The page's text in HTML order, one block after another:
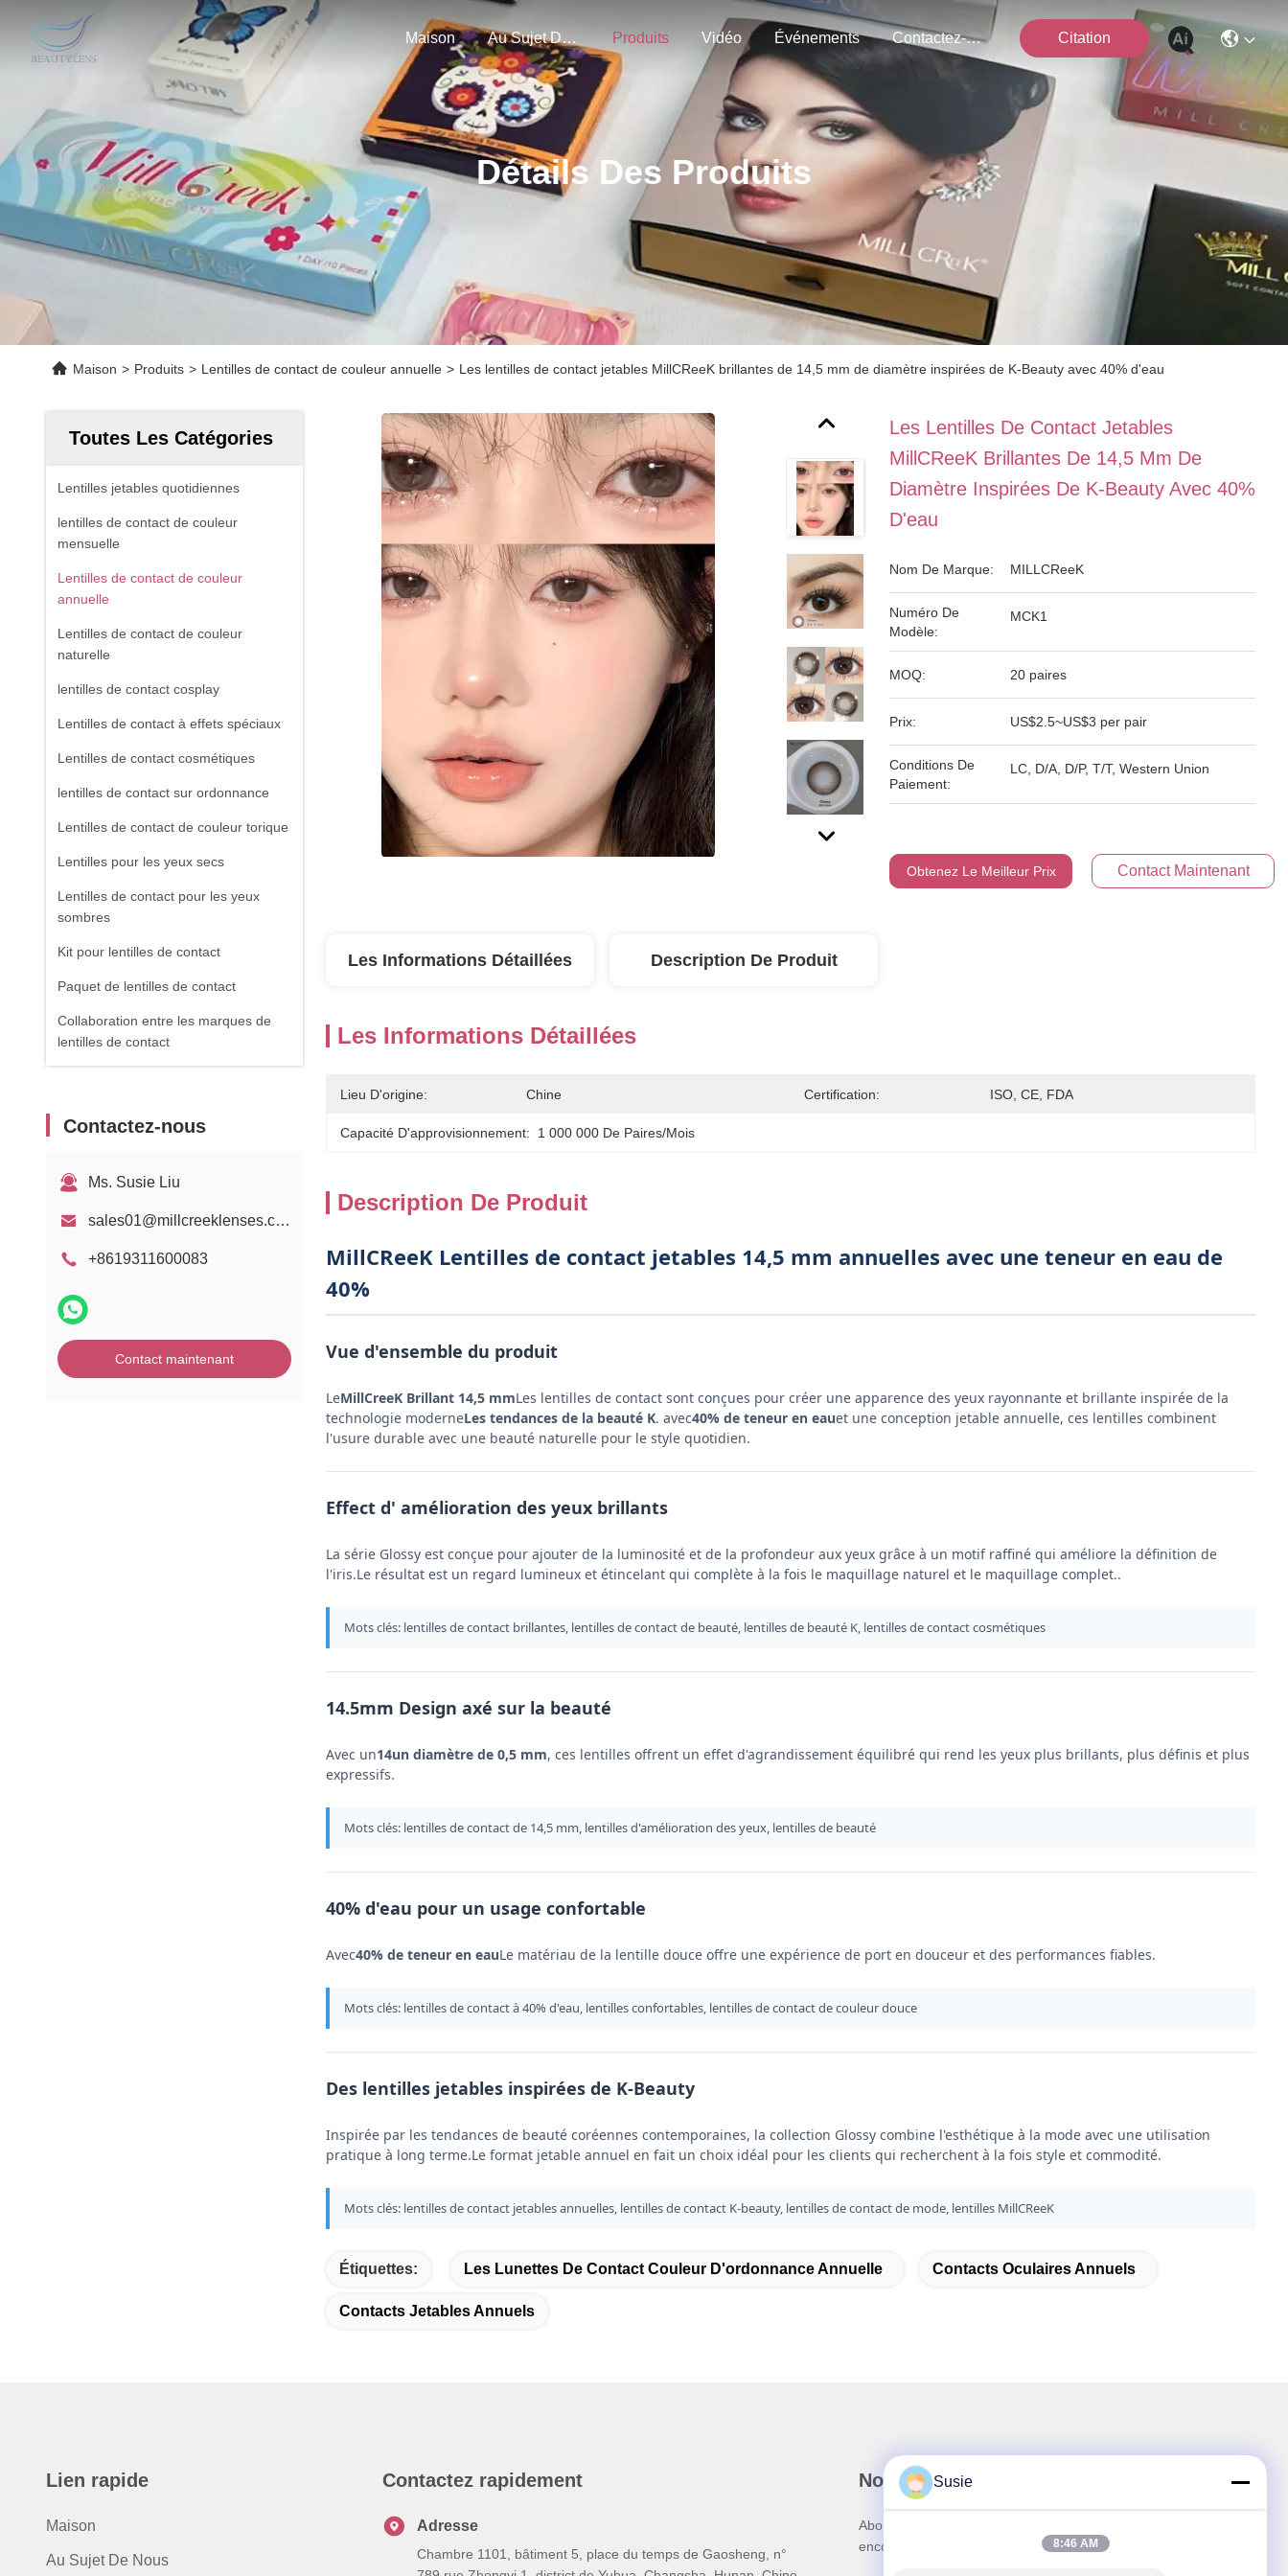
Maison Au Sujet De Nous Produits Vidéo Événements Contactez-Nous Citation
Détails Des Produits
Maison > Produits > Lentilles de contact de couleur annuelle > Les lentilles de contact jetables MillCReeK brillantes de 14,5 mm de diamètre inspirées de K-Beauty avec 40% d'eau
Toutes Les Catégories
Lentilles jetables quotidiennes
lentilles de contact de couleur
mensuelle
Lentilles de contact de couleur
annuelle
Lentilles de contact de couleur
naturelle
lentilles de contact cosplay
Lentilles de contact à effets spéciaux
Lentilles de contact cosmétiques
lentilles de contact sur ordonnance
Lentilles de contact de couleur torique
Lentilles pour les yeux secs
Lentilles de contact pour les yeux
sombres
Kit pour lentilles de contact
Paquet de lentilles de contact
Collaboration entre les marques de
lentilles de contact
Contactez-nous
Ms. Susie Liu
sales01@millcreeklenses.com
+8619311600083
Contact maintenant
Les Lentilles De Contact Jetables
MillCReeK Brillantes De 14,5 Mm De
Diamètre Inspirées De K-Beauty Avec 40%
D'eau
Nom De Marque: MILLCReeK
Numéro De
Modèle:
MCK1
MOQ: 20 paires
Prix: US$2.5~US$3 per pair
Conditions De
Paiement:
LC, D/A, D/P, T/T, Western Union
Obtenez Le Meilleur Prix Contact Maintenant
Les Informations Détaillées Description De Produit
Les Informations Détaillées
Lieu D'origine: Chine Certification: ISO, CE, FDA
Capacité D'approvisionnement: 1 000 000 De Paires/mois
Description De Produit
MillCReeK Lentilles de contact jetables 14,5 mm annuelles avec une teneur en eau de
40%
Vue d'ensemble du produit
LeMillCreeK Brillant 14,5 mmLes lentilles de contact sont conçues pour créer une apparence des yeux rayonnante et brillante inspirée de la
technologie moderneLes tendances de la beauté K. avec40% de teneur en eauet une conception jetable annuelle, ces lentilles combinent
l'usure durable avec une beauté naturelle pour le style quotidien.
Effect d' amélioration des yeux brillants
La série Glossy est conçue pour ajouter de la luminosité et de la profondeur aux yeux grâce à un motif raffiné qui améliore la définition de
l'iris.Le résultat est un regard lumineux et étincelant qui complète à la fois le maquillage naturel et le maquillage complet..
Mots clés: lentilles de contact brillantes, lentilles de contact de beauté, lentilles de beauté K, lentilles de contact cosmétiques
14.5mm Design axé sur la beauté
Avec un14un diamètre de 0,5 mm, ces lentilles offrent un effet d'agrandissement équilibré qui rend les yeux plus brillants, plus définis et plus
expressifs.
Mots clés: lentilles de contact de 14,5 mm, lentilles d'amélioration des yeux, lentilles de beauté
40% d'eau pour un usage confortable
Avec40% de teneur en eauLe matériau de la lentille douce offre une expérience de port en douceur et des performances fiables.
Mots clés: lentilles de contact à 40% d'eau, lentilles confortables, lentilles de contact de couleur douce
Des lentilles jetables inspirées de K-Beauty
Inspirée par les tendances de beauté coréennes contemporaines, la collection Glossy combine l'esthétique à la mode avec une utilisation
pratique à long terme.Le format jetable annuel en fait un choix idéal pour les clients qui recherchent à la fois style et commodité.
Mots clés: lentilles de contact jetables annuelles, lentilles de contact K-beauty, lentilles de contact de mode, lentilles MillCReeK
Étiquettes: Les Lunettes De Contact Couleur D'ordonnance Annuelle Contacts Oculaires Annuels
Contacts Jetables Annuels
Lien rapide
Maison
Au Sujet De Nous
Contactez rapidement
Adresse
Chambre 1101, bâtiment 5, place du temps de Gaosheng, n°
Notre newsletter
Abonnez-vous à notre newsletter pour des réductions et plus
encore.
Susie
8:46 AM